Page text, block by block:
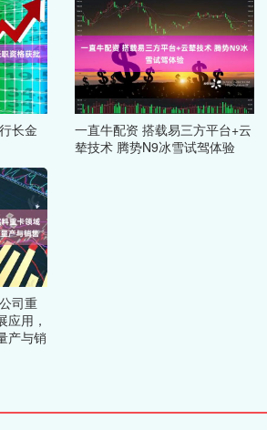
长金
一直牛配资 搭载易三方平台+云
辇技术 腾势N9冰雪试驾体验
司重
应用，
产与销